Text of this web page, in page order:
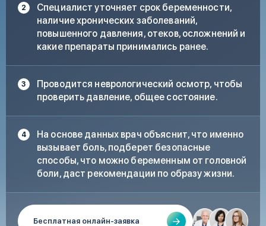
Специалист уточняет срок беременности,
наличие хронических заболеваний,
повышенного давления, отеков, осложнений и
какие препараты принимались ранее.
Проводится неврологический осмотр, чтобы
проверить давление, общее состояние.
На основе данных врач объяснит, что именно
вызывает боль, подберет безопасные
способы, что можно беременным от головной
боли, даст рекомендации по образу жизни.
Бесплатная онлайн-заявка